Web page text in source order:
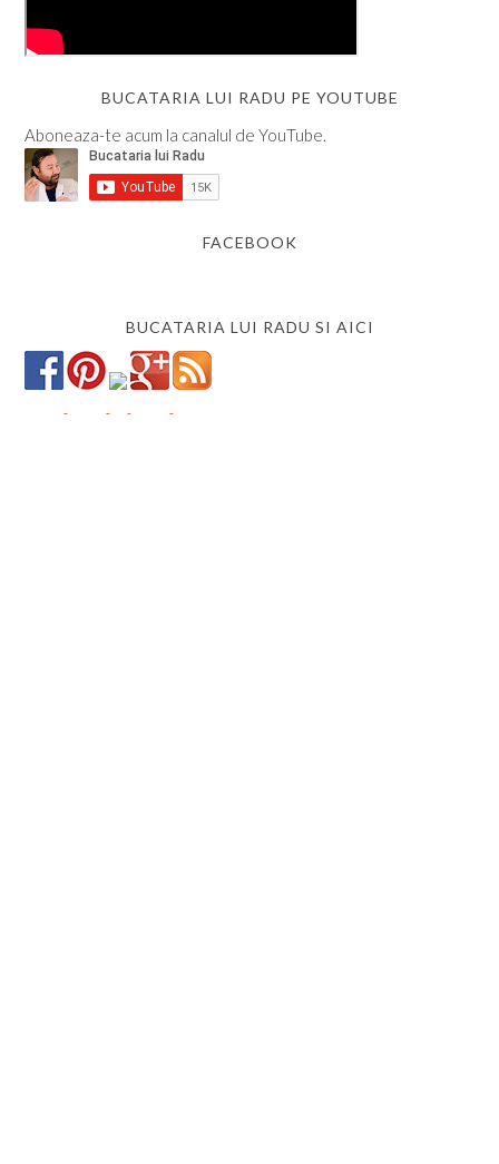
BUCATARIA LUI RADU PE YOUTUBE
Aboneaza-te acum la canalul de YouTube.
FACEBOOK
BUCATARIA LUI RADU SI AICI